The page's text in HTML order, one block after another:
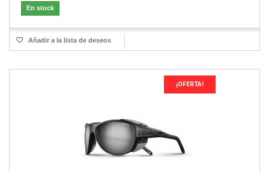
En stock
Añadir a la lista de deseos
¡OFERTA!